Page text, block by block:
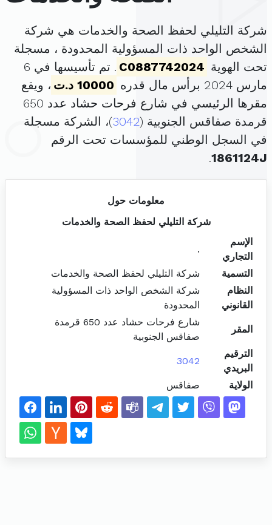
شركة التليلي لحفظ الصحة والخدمات هي شركة
الشخص الواحد ذات المسؤولية المحدودة ، مسجلة
تحت الهوية C0887742024
. تم تأسيسها في 6
مارس 2024 برأس مال قدره
10000 د.ت
، ويقع
مقرها الرئيسي في شارع فرحات حشاد عدد 650
قرمدة صفاقس الجنوبية (3042)، الشركة مسجلة
في السجل الوطني للمؤسسات تحت الرقم
1861124J
.
معلومات حول
شركة التليلي لحفظ الصحة والخدمات
الإسم
التجاري
.
التسمية
شركة التليلي لحفظ الصحة والخدمات
النظام
القانوني
شركة الشخص الواحد ذات المسؤولية
المحدودة
المقر
شارع فرحات حشاد عدد 650 قرمدة
صفاقس الجنوبية
الترقيم
البريدي
3042
الولاية صفاقس